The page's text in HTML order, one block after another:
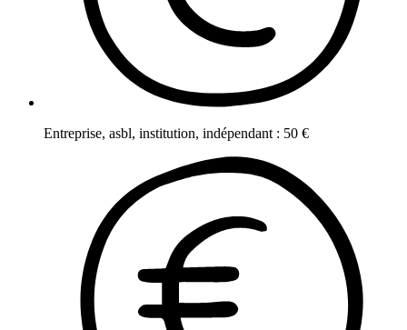
Entreprise, asbl, institution, indépendant : 50 €